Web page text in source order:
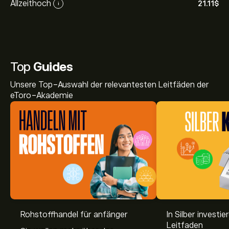
Allzeithoch i 21.11‎$‎
Top Guides
Unsere Top-Auswahl der relevantesten Leitfäden der
eToro-Akademie
Rohstoffhandel für anfänger
In Silber
Leitfaden
Der aktuelle Preis von MILK.FUT beträgt 16.56‎$‎ USD